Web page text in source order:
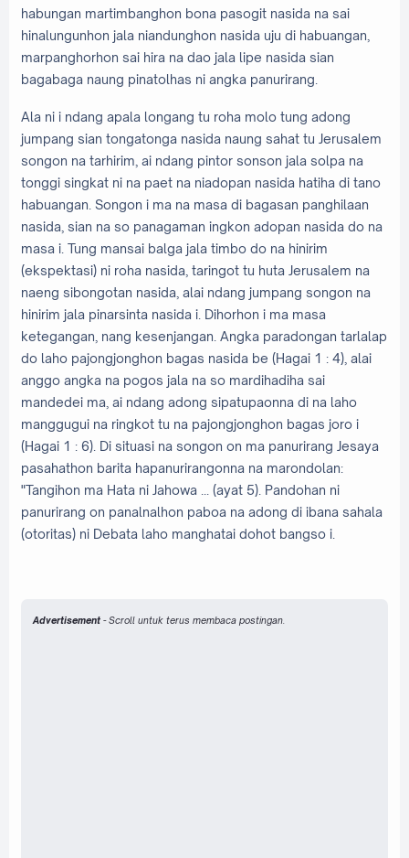
habungan martimbanghon bona pasogit nasida na sai
hinalungunhon jala niandunghon nasida uju di habuangan,
marpanghorhon sai hira na dao jala lipe nasida sian
bagabaga naung pinatolhas ni angka panurirang.
Ala ni i ndang apala longang tu roha molo tung adong
jumpang sian tongatonga nasida naung sahat tu Jerusalem
songon na tarhirim, ai ndang pintor sonson jala solpa na
tonggi singkat ni na paet na niadopan nasida hatiha di tano
habuangan. Songon i ma na masa di bagasan panghilaan
nasida, sian na so panagaman ingkon adopan nasida do na
masa i. Tung mansai balga jala timbo do na hinirim
(ekspektasi) ni roha nasida, taringot tu huta Jerusalem na
naeng sibongotan nasida, alai ndang jumpang songon na
hinirim jala pinarsinta nasida i. Dihorhon i ma masa
ketegangan, nang kesenjangan. Angka paradongan tarlalap
do laho pajongjonghon bagas nasida be (Hagai 1 : 4), alai
anggo angka na pogos jala na so mardihadiha sai
mandedei ma, ai ndang adong sipatupaonna di na laho
manggugui na ringkot tu na pajongjonghon bagas joro i
(Hagai 1 : 6). Di situasi na songon on ma panurirang Jesaya
pasahathon barita hapanurirangonna na marondolan:
"Tangihon ma Hata ni Jahowa ... (ayat 5). Pandohan ni
panurirang on panalnalhon paboa na adong di ibana sahala
(otoritas) ni Debata laho manghatai dohot bangso i.
Advertisement - Scroll untuk terus membaca postingan.